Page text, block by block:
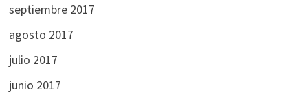
septiembre 2017
agosto 2017
julio 2017
junio 2017